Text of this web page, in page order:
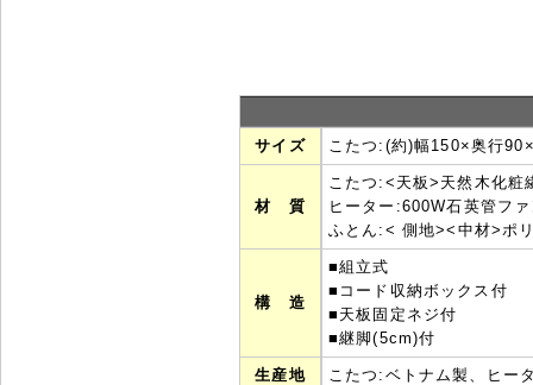
サイズ こたつ:(約)幅150×奥行
材 質
こたつ:<天板>天然木化
ヒーター:600W石英管フ
ふとん:< 側地><中材>ポ
構 造
■組立式
■コード収納ボックス付
■天板固定ネジ付
■継脚(5cm)付
生産地 こたつ:ベトナム製、ヒー